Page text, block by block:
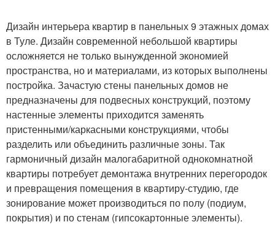
Дизайн интерьера квартир в панельных 9 этажных домах
в Туле. Дизайн современной небольшой квартиры
осложняется не только вынужденной экономией
пространства, но и материалами, из которых выполнены
постройка. Зачастую стены панельных домов не
предназначены для подвесных конструкций, поэтому
настенные элементы приходится заменять
пристенными/каркасными конструкциями, чтобы
разделить или объединить различные зоны. Так
гармоничный дизайн малогабаритной однокомнатной
квартиры потребует демонтажа внутренних перегородок
и превращения помещения в квартиру-студию, где
зонирование может производиться по полу (подиум,
покрытия) и по стенам (гипсокартонные элементы).